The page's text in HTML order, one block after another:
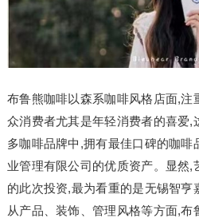
布鲁熊咖啡以森系咖啡风格店面,注
众消费者尤其是年轻消费者的喜爱,
多咖啡品牌中,拥有最佳口碑的咖啡
业管理有限公司的优质资产。显然,
的此次投资,最为看重的是无锡智亨
从产品、装饰、管理风格等方面,